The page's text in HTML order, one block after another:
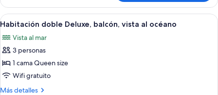
mar)
ejecutiva
(Vista
Panorâmica
o
mar)
Ver
todas
las
fotos
de
Habitación
doble
Una habitación de hotel con una
6
Habitación doble Deluxe, balcón, vista al océano
Vista al mar
3 personas
1 cama Queen size
Wifi gratuito
Más detalles
Más